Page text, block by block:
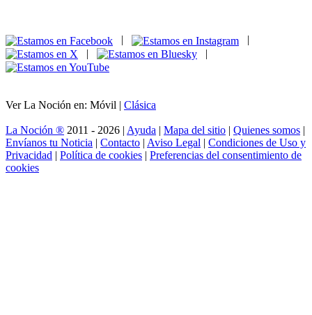
|
|
Ver La Noción en: Móvil | Clásica
La Noción ® 2011 - 2026 | Ayuda | Mapa del sitio | Quienes somos |
Envíanos tu Noticia | Contacto | Aviso Legal | Condiciones de Uso y
Privacidad | Política de cookies | Preferencias del consentimiento de
cookies